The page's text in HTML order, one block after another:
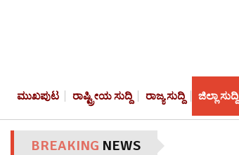
ಮುಖಪುಟ ರಾಷ್ಟ್ರೀಯ ಸುದ್ದಿ ರಾಜ್ಯ ಸುದ್ದಿ ಜಿಲ್ಲಾ ಸುದ್ದಿ
BREAKING NEWS